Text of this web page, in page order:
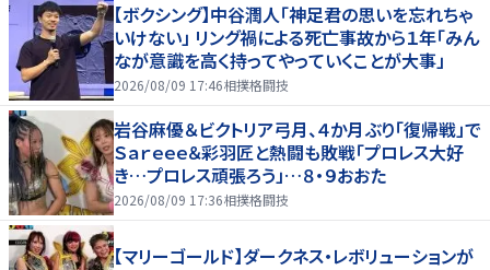
【ボクシング】中谷潤人「神足君の思いを忘れちゃ
いけない」 リング禍による死亡事故から１年「みん
なが意識を高く持ってやっていくことが大事」
2026/08/09 17:46相撲格闘技
岩谷麻優＆ビクトリア弓月、４か月ぶり「復帰戦」で
Ｓａｒｅｅｅ＆彩羽匠と熱闘も敗戦「プロレス大好
き…プロレス頑張ろう」…８・９おおた
2026/08/09 17:36相撲格闘技
【マリーゴールド】ダークネス・レボリューションが